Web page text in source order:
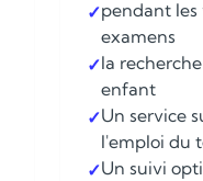
✓pendant les
examens
✓la
enfant
✓Un service
l'emploi du
✓Un suivi